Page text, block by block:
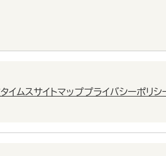
イムスサイトマッププライバシーポリシ